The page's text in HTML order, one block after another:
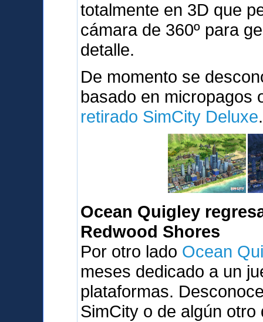
totalmente en 3D que
cámara de 360º para
detalle.
De momento se
basado en micropagos
retirado SimCity Deluxe.
Ocean Quigley
Redwood Shores
Por otro lado Ocean
meses dedicado a un
plataformas.
SimCity o de algún